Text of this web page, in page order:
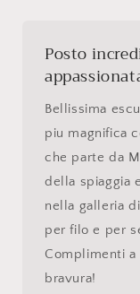
Posto
Bellissima
piu magnifica
che parte da
della spiaggia
nella galleria
per filo e per
Complimenti a
bravura!